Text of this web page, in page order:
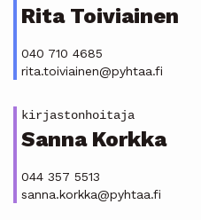
Rita Toiviainen
040 710 4685
rita.toiviainen@pyhtaa.fi
kirjastonhoitaja
Sanna Korkka
044 357 5513
sanna.korkka@pyhtaa.fi